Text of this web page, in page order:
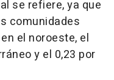
se refiere, ya que
comunidades
el noroeste, el
y el 0,23 por